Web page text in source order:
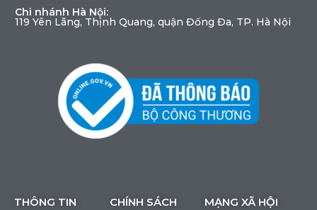
Chi nhánh Hà Nội:
119 Yên Lãng, Thịnh Quang, quận Đống Đa, TP. Hà Nội
THÔNG TIN CHÍNH SÁCH MẠNG XÃ HỘI